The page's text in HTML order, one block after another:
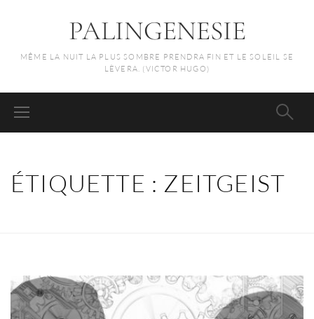
PALINGENESIE
MÊME LA NUIT LA PLUS SOMBRE PRENDRA FIN ET LE SOLEIL SE
LÈVERA. (VICTOR HUGO)
ÉTIQUETTE : ZEITGEIST